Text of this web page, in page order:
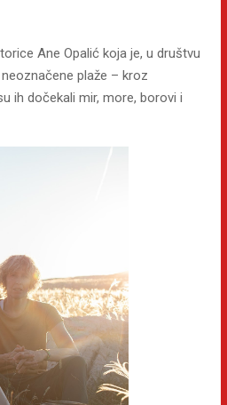
Ane Opalić koja je, u društvu
plaže – kroz
ih dočekali mir, more, borovi i